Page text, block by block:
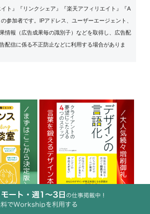
ト』『リンクシェア』『楽天アフィリエイト』『A
参加者です。IPアドレス、ユーザーエージェント、
情報（広告成果毎の識別子）などを取得し、広告配
配信に係る不正防止などに利用する場合がありま